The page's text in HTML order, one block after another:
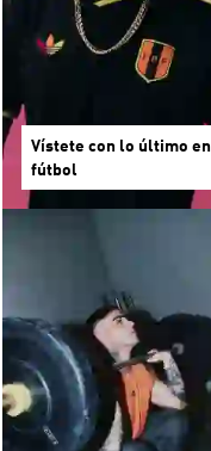
Vístete con lo último en
fútbol